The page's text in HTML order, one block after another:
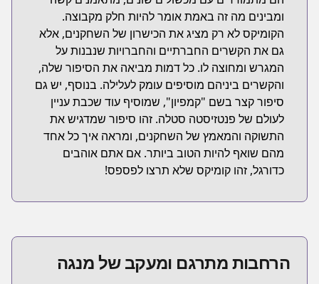
ומבינים מה זה באמת אומר להיות חלק מקבוצה.
הקומיקס לא רק מציג את הכישרון של השחקנים, אלא
גם את הקשרים החברתיים והחברויות שנבנות על
המגרש ומחוצה לו. כל דמות מביאה את הסיפור שלה,
והקשרים ביניהם מוסיפים עומק לעלילה. בנוסף, יש גם
סיפור קצר בשם "קמפיון", שמוסיף עוד שכבת עניין
לעולם של פנטזיסטה סטלה. זהו סיפור שמדגיש את
התשוקה והמאמץ של השחקנים, ומראה איך כל אחד
מהם שואף להיות הטוב ביותר. אם אתם אוהבים
כדורגל, זהו קומיקס שלא תרצו לפספס!
הרחבות מתרגם ומעקב של מנגה